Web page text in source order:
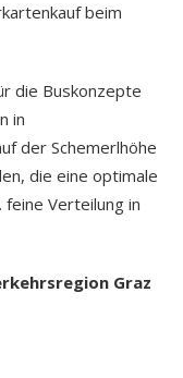
beim
die Buskonzepte
in
der Schemerlhöhe
die eine optimale
feine Verteilung in
Graz